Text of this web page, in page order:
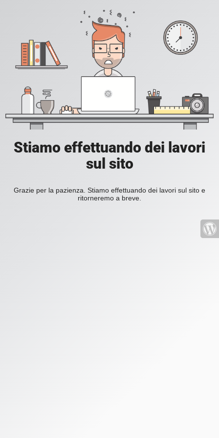
Stiamo effettuando dei lavori
sul sito
Grazie per la pazienza. Stiamo effettuando dei lavori sul sito e
ritorneremo a breve.